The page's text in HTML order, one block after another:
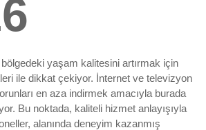
yaşam kalitesini artırmak için
ile dikkat çekiyor. İnternet ve televizyon
en aza indirmek amacıyla burada
Bu noktada, kaliteli hizmet anlayışıyla
alanında deneyim kazanmış